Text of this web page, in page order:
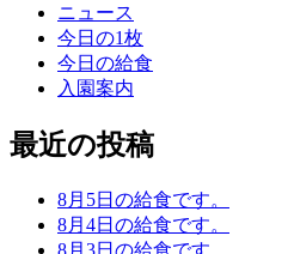
ニュース
今日の1枚
今日の給食
入園案内
最近の投稿
8月5日の給食です。
8月4日の給食です。
8月3日の給食です。